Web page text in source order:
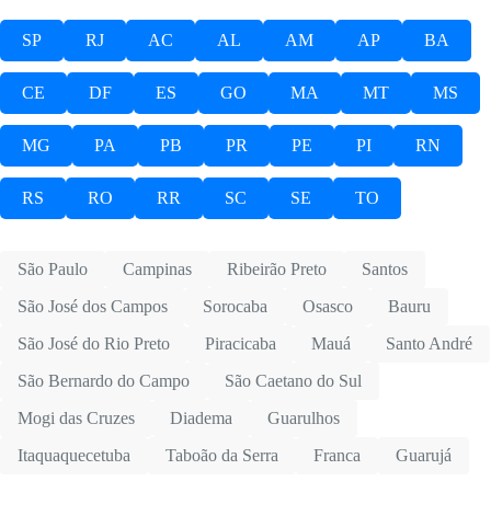
SP RJ AC AL AM AP BA
CE DF ES GO MA MT MS
MG PA PB PR PE PI RN
RS RO RR SC SE TO
São Paulo Campinas Ribeirão Preto
Santos
São José dos Campos
Sorocaba Osasco
Bauru
São José do Rio Preto
Piracicaba Mauá
Santo André
São Bernardo do Campo
São Caetano do Sul
Mogi das Cruzes
Diadema
Guarulhos
Itaquaquecetuba
Taboão da Serra Franca Guarujá